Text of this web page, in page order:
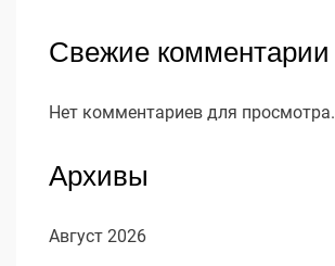
Свежие комментарии
Нет комментариев для просмотра.
Архивы
Август 2026